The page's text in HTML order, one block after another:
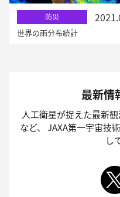
防災
世界の雨分布統計
最新情
人工衛星が捉えた最新
など、
JAXA第一宇宙技
し